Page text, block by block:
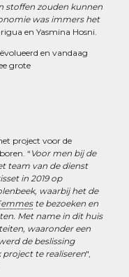
stoffen zouden kunnen
was immers het
en Yasmina Hosni.
en vandaag
grote
project voor de
“ Voor men bij de
team van de dienst
in 2019 op
waarbij het de
te bezoeken en
Met name in dit huis
waaronder een
de beslissing
te realiseren",